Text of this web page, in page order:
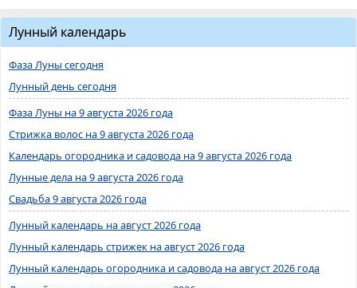
Лунный календарь
Фаза Луны сегодня
Лунный день сегодня
Фаза Луны на 9 августа 2026 года
Стрижка волос на 9 августа 2026 года
Календарь огородника и садовода на 9 августа 2026 года
Лунные дела на 9 августа 2026 года
Свадьба 9 августа 2026 года
Лунный календарь на август 2026 года
Лунный календарь стрижек на август 2026 года
Лунный календарь огородника и садовода на август 2026 года